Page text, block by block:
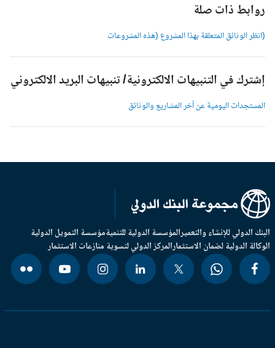
روابط ذات صلة
(انظر الوثائق المتعلقة بهذا المشروع (هذه المشروعات
إشترك في التنبيهات الالكترونية/ تنبيهات البريد الالكتروني
المستجدات اليومية عن آخر المشاريع والوثائق
الدولي للإنشاء والتعميرالمؤسسة الدولية للتنميةمؤسسة التمويل الدولية
الدولية لضمان الاستثمارالمركز الدولي لتسوية منازعات الاستثمار